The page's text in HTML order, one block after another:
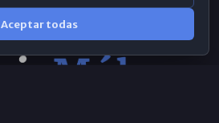
Aceptar todas